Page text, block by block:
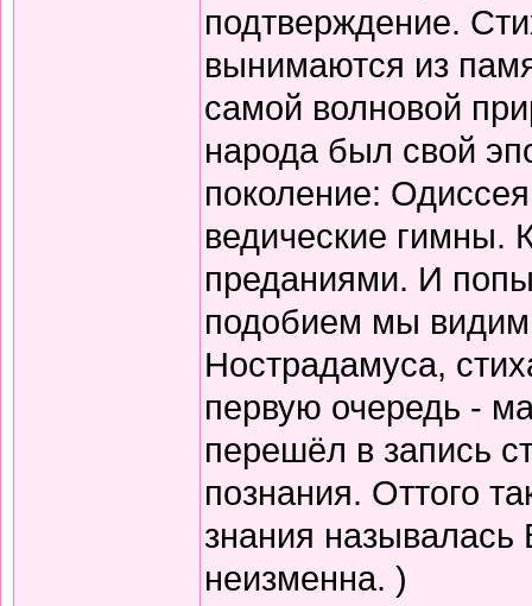
подтверждение.
вынимаются из
самой волновой
народа был свой
поколение:
ведические гимны.
преданиями. И
подобием мы видим
Нострадамуса,
первую очередь -
перешёл в запись
познания. Оттого
знания
неизменна. )